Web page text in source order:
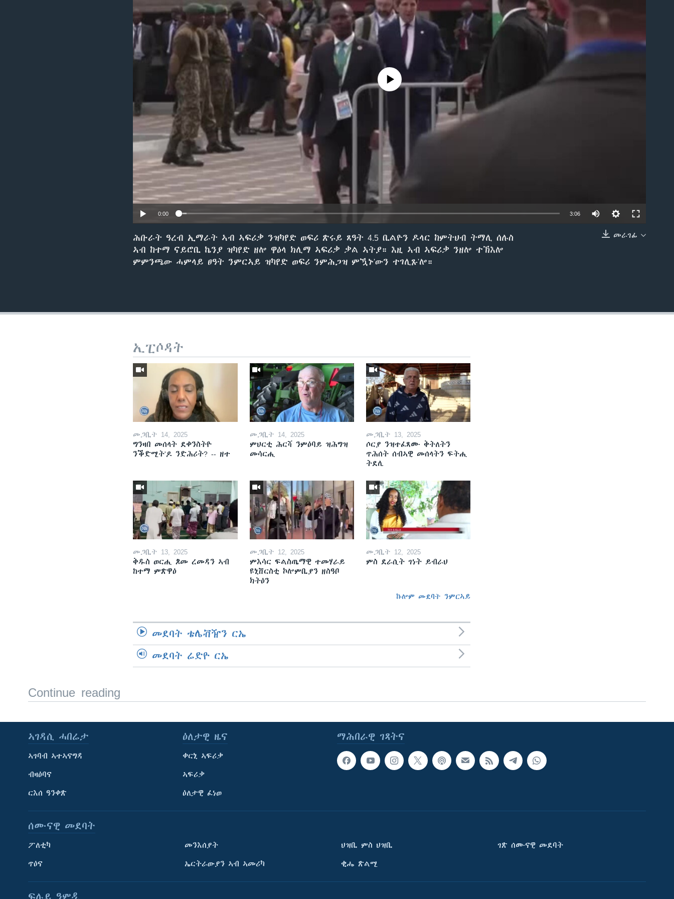
No media source currently available
0:00 3:06
መራገፊ
ሕቡራት ዓረብ ኢማራት ኣብ ኣፍሪቃ ንዝካየድ ወፍሪ ጽሩይ ጸዓት 4.5 ቢልዮን ዶላር ከምትህብ ትማሊ ሰሉስ
ኣብ ከተማ ናይሮቢ ኬንያ ዝካየድ ዘሎ ዋዕላ ክሊማ ኣፍሪቃ ቃል ኣትያ። እዚ ኣብ ኣፍሪቃ ንዘሎ ተኽእሎ
ምምንጫው ሓምላይ ፀዓት ንምርኣይ ዝካየድ ወፍሪ ንምሕጋዝ ምዃኑ'ውን ተገሊጹ'ሎ።
ኢፒሶዳት
መጋቢት 14, 2025
ግንዛበ መሰላት ደቀንስትዮ
ንቕድሚት'ዶ ንድሕሪት? -- ዘተ
መጋቢት 14, 2025
ምህርቲ ሕርሻ ንምዕባይ ዝሕግዝ
መሳርሒ
መጋቢት 13, 2025
ሶርያ ንዝተፈጸሙ ቅትለትን
ጥሕሰት ሰብኣዊ መሰላትን ፍትሒ
ትደሊ
መጋቢት 13, 2025
ቅዱስ ወርሒ ጾመ ረመዳን ኣብ
ከተማ ምጽዋዕ
መጋቢት 12, 2025
ምእሳር ፍልስጤማዊ ተመሃራይ
ዩኒቨርስቲ ኮሎምቢያን ዘስዓቦ
ክትዕን
መጋቢት 12, 2025
ምስ ደራሲት ገነት ይብራህ
ኩሎም መደባት ንምርኣይ
መደባት ቴሌቭዥን ርኤ
መደባት ሬድዮ ርኤ
Continue reading
ማሕበራዊ ገጻትና
ኣገዳሲ ሓበሬታ
ኣገባብ ኣተኣናግዳ
ብዛዕባና
ርእሰ ዓንቀጽ
ዕለታዊ ዜና
ቀርኒ ኣፍሪቃ
ኣፍሪቃ
ዕለታዊ ፈነወ
ሰሙናዊ መደባት
ፖለቲካ
ጥዕና
መንእሰያት
ኤርትራውያን ኣብ ኣመሪካ
ህዝቢ ምስ ህዝቢ
ቂሔ ጽልሚ
ገጽ ሰሙናዊ መደባት
ፍሉይ ዓምዲ